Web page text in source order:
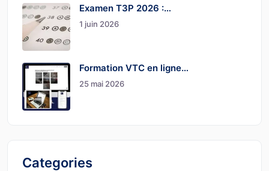
Examen T3P 2026 :…
1 juin 2026
Formation VTC en ligne…
25 mai 2026
Categories